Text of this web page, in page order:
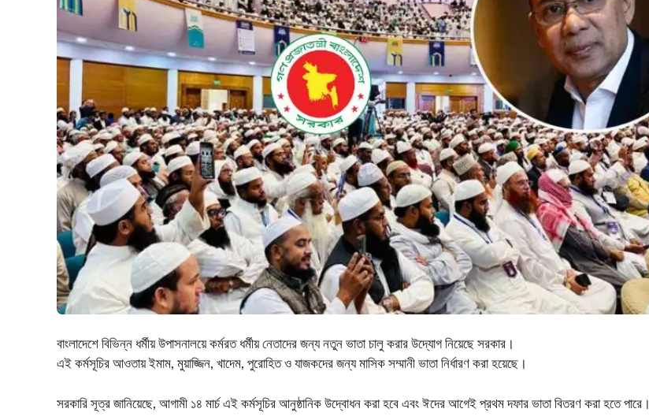
বাংলাদেশে বিভিন্ন ধর্মীয় উপাসনালয়ে কর্মরত ধর্মীয় নেতাদের জন্য নতুন ভাতা চালু করার উদ্যোগ নিয়েছে সরকার।
এই কর্মসূচির আওতায় ইমাম, মুয়াজ্জিন, খাদেম, পুরোহিত ও যাজকদের জন্য মাসিক সম্মানী ভাতা নির্ধারণ করা হয়েছে।
সরকারি সূত্র জানিয়েছে, আগামী ১৪ মার্চ এই কর্মসূচির আনুষ্ঠানিক উদ্বোধন করা হবে এবং ঈদের আগেই প্রথম দফার ভাতা বিতরণ করা হতে পারে।